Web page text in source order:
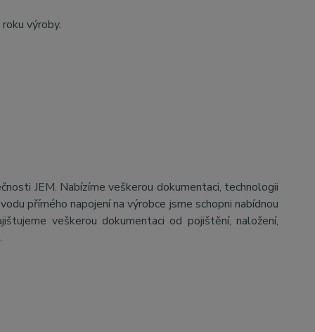
výroby.
JEM. Nabízíme veškerou dokumentaci, technologii
přímého napojení na výrobce jsme schopni nabídnou
veškerou dokumentaci od pojištění, naložení,